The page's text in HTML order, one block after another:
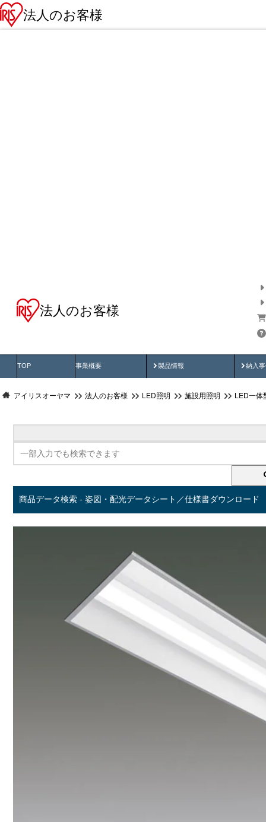
法人のお客様
法人のお客様
TOP 事業概要 製品情報
製品動画 納入
納
アイリスオーヤマ 法人のお客様 LED照明 施設用照明 LED一体
商品データ検索 - 姿図・配光データシート／仕様書ダウンロード